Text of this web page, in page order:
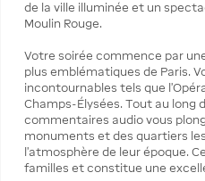
de la ville illuminée et un
Moulin Rouge.
Votre soirée commence par
plus emblématiques de Paris.
incontournables tels que
Champs-Élysées. Tout au long
commentaires audio vous
monuments et des quartiers
l’atmosphère de leur époque.
familles et constitue une